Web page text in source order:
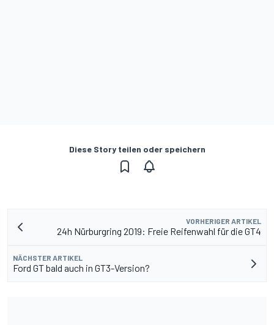
Diese Story teilen oder speichern
VORHERIGER ARTIKEL
24h Nürburgring 2019: Freie Reifenwahl für die GT4
NÄCHSTER ARTIKEL
Ford GT bald auch in GT3-Version?